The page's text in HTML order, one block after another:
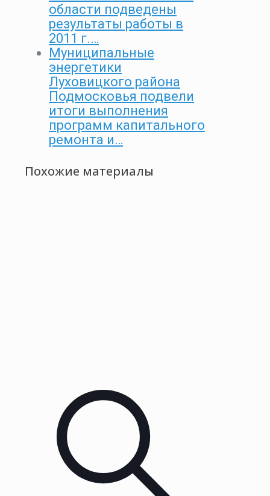
области подведены
результаты работы в
2011 г.…
Муниципальные
энергетики
Луховицкого района
Подмосковья подвели
итоги выполнения
программ капитального
ремонта и…
Похожие материалы